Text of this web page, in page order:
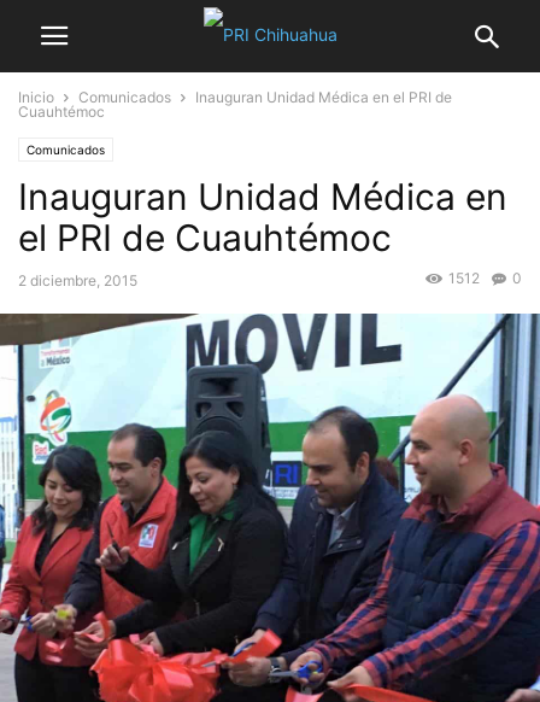
Inicio Comunicados
Inauguran Unidad Médica en el PRI de
Cuauhtémoc
Comunicados
Inauguran Unidad Médica en
el PRI de Cuauhtémoc
2 diciembre, 2015 0
1512